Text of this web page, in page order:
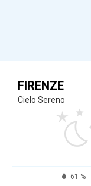
FIRENZE
Cielo Sereno
61 %